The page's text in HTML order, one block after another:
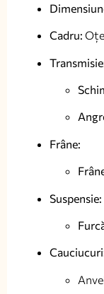
Cadru:
Frâne:
Suspensie: